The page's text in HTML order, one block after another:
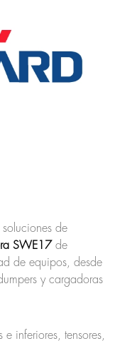
de
SWE17de
de equipos, desde
y cargadoras
e inferiores, tensores,